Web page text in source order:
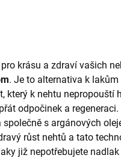
krásu a zdraví vašich
. Je to alternativa k lakům
který k nehtu nepropouští
odpočinek a regeneraci.
s argánových
růst nehtů a tato
již nepotřebujete